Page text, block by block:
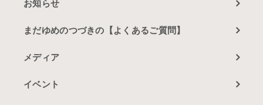
お知らせ
まだゆめのつづきの【よくあるご質問】
メディア
イベント